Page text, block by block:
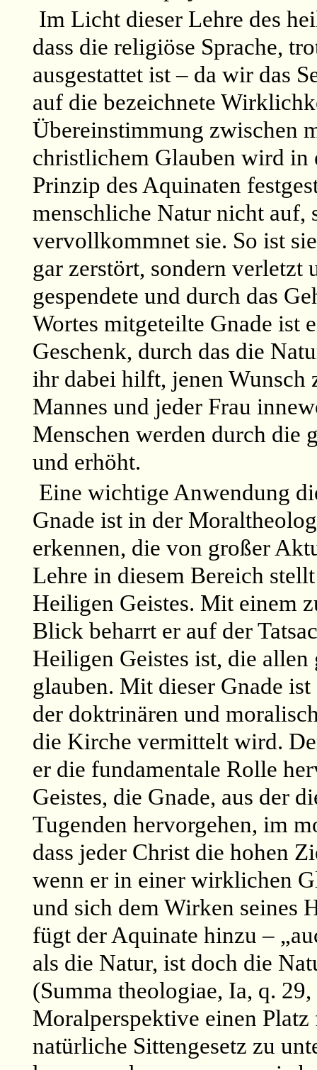
Im Licht dieser Lehre des
dass die religiöse Sprache,
ausgestattet ist – da wir das
auf die bezeichnete
Übereinstimmung zwischen
christlichem Glauben wird in
Prinzip des Aquinaten
menschliche Natur nicht auf,
vervollkommnet sie. So ist
gar zerstört, sondern verletzt
gespendete und durch das
Wortes mitgeteilte Gnade ist
Geschenk, durch das die
ihr dabei hilft, jenen Wunsch
Mannes und jeder Frau
Menschen werden durch die
und erhöht.
Eine wichtige Anwendung
Gnade ist in der
erkennen, die von großer
Lehre in diesem Bereich stellt
Heiligen Geistes. Mit einem
Blick beharrt er auf der
Heiligen Geistes ist, die
glauben. Mit dieser Gnade
der doktrinären und
die Kirche vermittelt wird.
er die fundamentale Rolle
Geistes, die Gnade, aus der
Tugenden hervorgehen, im
dass jeder Christ die hohen
wenn er in einer wirklichen
und sich dem Wirken seines
fügt der Aquinate hinzu –
als die Natur, ist doch die
(Summa theologiae, Ia, q.
Moralperspektive einen
natürliche Sittengesetz zu